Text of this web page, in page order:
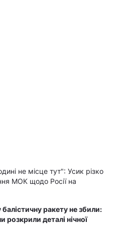
не місце тут": Усик різко
МОК щодо Росії на
ракету не збили:
розкрили деталі нічної